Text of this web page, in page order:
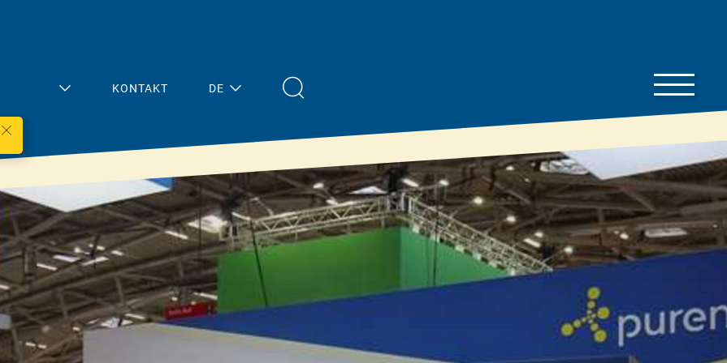
KONTAKT DE
Mein
Bereich
Architektur/Planun
g
Fachhandel
Handwerk
Aktuelles
Übersicht
Presse
Termine
Bauherren-
Wissen
Dämmratgeber
Downloads
Preisliste
Gut zu wissen
Technische